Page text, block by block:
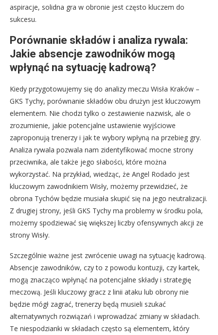
aspiracje, solidna gra w obronie jest często kluczem do
sukcesu.
Porównanie składów i analiza rywala:
Jakie absencje zawodników mogą
wpłynąć na sytuację kadrową?
Kiedy przygotowujemy się do analizy meczu Wisła Kraków –
GKS Tychy, porównanie składów obu drużyn jest kluczowym
elementem. Nie chodzi tylko o zestawienie nazwisk, ale o
zrozumienie, jakie potencjalne ustawienie wyjściowe
zaproponują trenerzy i jak te wybory wpłyną na przebieg gry.
Analiza rywala pozwala nam zidentyfikować mocne strony
przeciwnika, ale także jego słabości, które można
wykorzystać. Na przykład, wiedząc, że Angel Rodado jest
kluczowym zawodnikiem Wisły, możemy przewidzieć, że
obrona Tychów będzie musiała skupić się na jego neutralizacji.
Z drugiej strony, jeśli GKS Tychy ma problemy w środku pola,
możemy spodziewać się większej liczby ofensywnych akcji ze
strony Wisły.
Szczególnie ważne jest zwrócenie uwagi na sytuację kadrową.
Absencje zawodników, czy to z powodu kontuzji, czy kartek,
mogą znacząco wpłynąć na potencjalne składy i strategię
meczową. Jeśli kluczowy gracz z linii ataku lub obrony nie
będzie mógł zagrać, trenerzy będą musieli szukać
alternatywnych rozwiązań i wprowadzać zmiany w składach.
Te niespodzianki w składach często są elementem, który